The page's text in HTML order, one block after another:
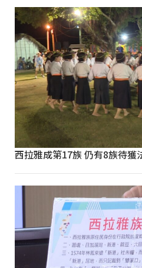
西拉雅成第17族 仍有8族待獲